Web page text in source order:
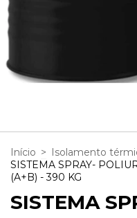
Início > Isolamento
SISTEMA SPRAY-
(A+B) - 390 KG
SISTEMA